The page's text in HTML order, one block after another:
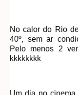
No calor do Rio
40º, sem ar
Pelo menos 2
kkkkkkkk
Um dia no